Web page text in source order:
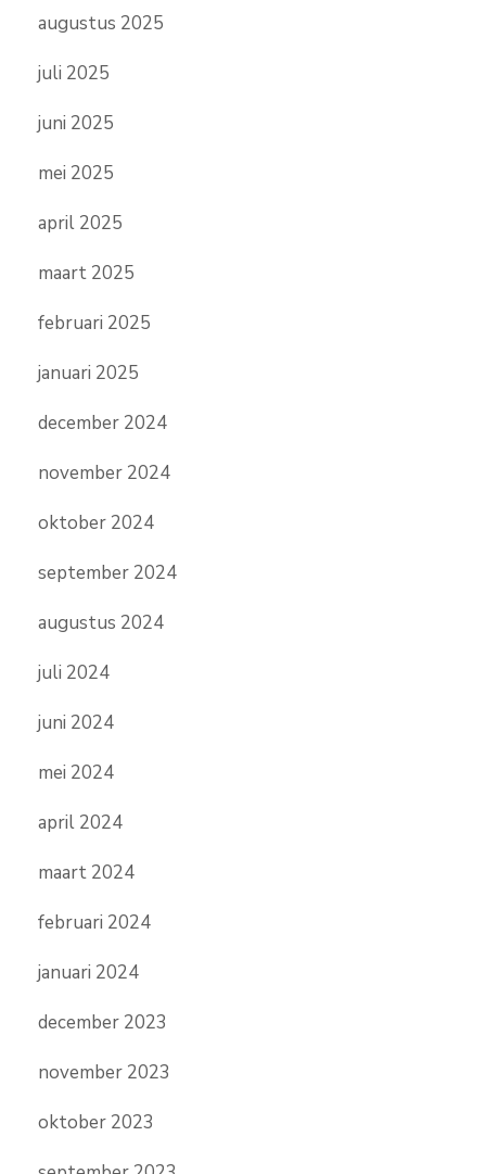
augustus 2025
juli 2025
juni 2025
mei 2025
april 2025
maart 2025
februari 2025
januari 2025
december 2024
november 2024
oktober 2024
september 2024
augustus 2024
juli 2024
juni 2024
mei 2024
april 2024
maart 2024
februari 2024
januari 2024
december 2023
november 2023
oktober 2023